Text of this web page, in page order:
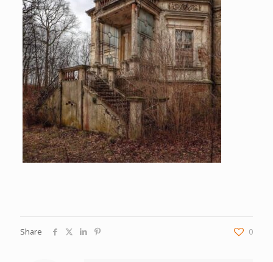
Share 0